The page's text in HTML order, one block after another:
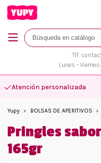
Tlf.
Lunes -
Atención personalizada
Yupy BOLSAS DE APERITIVOS
Pringles
165gr